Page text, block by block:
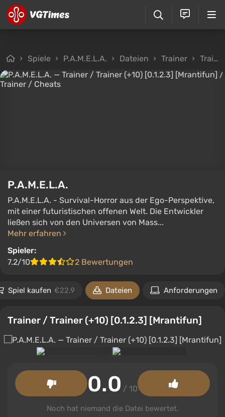
Spiele P.A.M.E.L.A. Dateien Trainer Trainer / Trainer (+10) [0.1.2.3] [Mrantifun]
P.A.M.E.L.A.
P.A.M.E.L.A. - Survival-Horror aus der Ego-Perspektive,
mit einer futuristischen offenen Welt. Die Entwickler
ließen sich von den Universen von Mass...
Mehr erfahren
Spieler:
7.2/10
2 Bewertungen
Spiel kaufen €22.9 Dateien Anforderungen
Trainer / Trainer (+10) [0.1.2.3] [Mrantifun]
0.0 / 10
Noch hat niemand die Datei bewertet.